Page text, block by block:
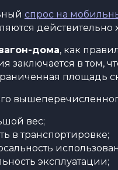
спрос на
дома, как
заключается в том,
площадь
вес;
в транспортировке;
эксплуатации;